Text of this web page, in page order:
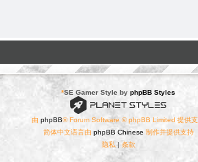
*SE Gamer Style by phpBB Styles
由 phpBB® Forum Software © phpBB Limited 提供
简体中文语言由 phpBB Chinese 制作并提供支持
隐私| 条款